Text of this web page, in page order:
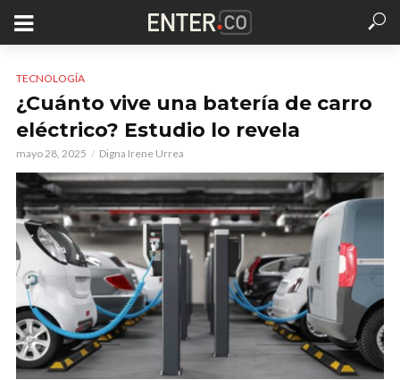
TECNOLOGÍA
¿Cuánto vive una batería de carro
eléctrico? Estudio lo revela
mayo 28, 2025 Digna Irene Urrea